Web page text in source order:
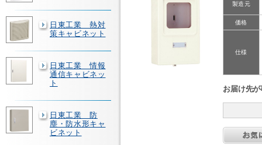
日東工業 熱対
策キャビネット
日東工業 情報
通信キャビネッ
ト
日東工業 防
塵・防水形キャ
ビネット
製造元
価格
仕様
お届け先